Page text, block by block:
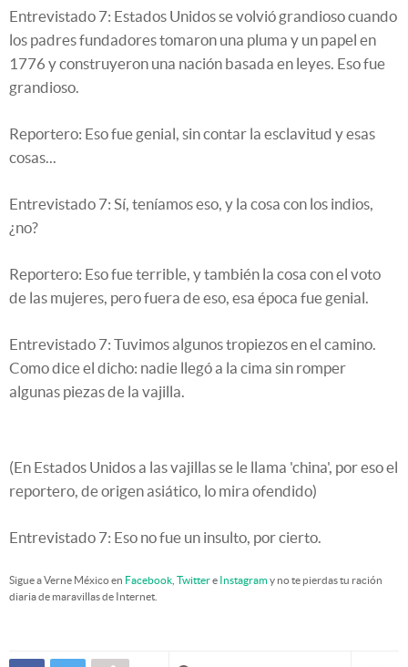
Entrevistado 7: Estados Unidos se volvió grandioso cuando
los padres fundadores tomaron una pluma y un papel en
1776 y construyeron una nación basada en leyes. Eso fue
grandioso.
Reportero: Eso fue genial, sin contar la esclavitud y esas
cosas...
Entrevistado 7: Sí, teníamos eso, y la cosa con los indios,
¿no?
Reportero: Eso fue terrible, y también la cosa con el voto
de las mujeres, pero fuera de eso, esa época fue genial.
Entrevistado 7: Tuvimos algunos tropiezos en el camino.
Como dice el dicho: nadie llegó a la cima sin romper
algunas piezas de la vajilla.
(En Estados Unidos a las vajillas se le llama 'china', por eso el
reportero, de origen asiático, lo mira ofendido)
Entrevistado 7: Eso no fue un insulto, por cierto.
Sigue a Verne México en Facebook Twittere Instagramy no te pierdas tu ración
diaria de maravillas de Internet.